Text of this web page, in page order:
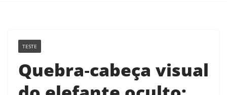
TESTE
Quebra‑cabeça visual